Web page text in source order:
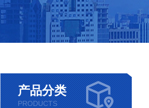
产品分类
PRODUCTS